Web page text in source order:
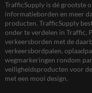
TrafficSupply is dé grootste
informatieborden en meer
producten. TrafficSupply
onder te verdelen in Traffic,
verkeersborden met de
verkeersbordpalen,
wegmarkeringen rondom
veiligheidsproducten voor
met een mooi design.